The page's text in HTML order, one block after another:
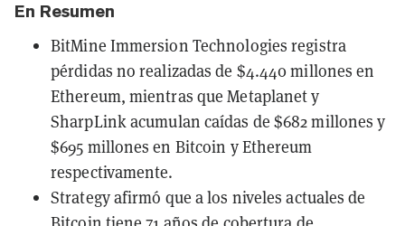
En Resumen
BitMine Immersion Technologies registra
pérdidas no realizadas de $4.440 millones en
Ethereum, mientras que Metaplanet y
SharpLink acumulan caídas de $682 millones y
$695 millones en Bitcoin y Ethereum
respectivamente.
Strategy afirmó que a los niveles actuales de